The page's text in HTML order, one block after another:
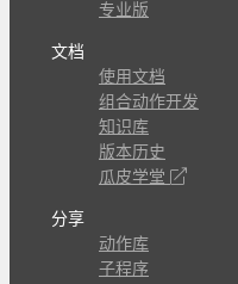
专业版
文档
使用文档
组合动作开发
知识库
版本历史
瓜皮学堂
分享
动作库
子程序